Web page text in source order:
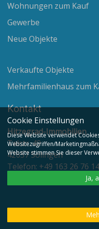
Wohnungen zum Kauf
Gewerbe
Neue Objekte
Verkaufte Objekte
Mehrfamilienhaus zum
Kontakt
Hitzegrad-Immobilien
Talstr. 49
42657 Solingen
Telefon: +49 163 26 76
info@hitzegrad-
Cookie Einstellungen
Diese Website verwendet
Websitezugriffen/
Website stimmen Sie dieser
Ja,